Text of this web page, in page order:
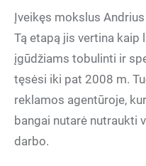
Įveikęs mokslus
Tą etapą jis vertina kaip
įgūdžiams tobulinti ir
tęsėsi iki pat 2008 m.
reklamos agentūroje,
bangai nutarė nutraukti
darbo.